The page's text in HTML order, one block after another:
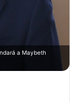
a Maybeth